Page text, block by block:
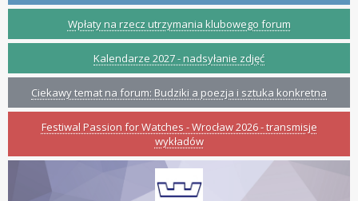
Wpłaty na rzecz utrzymania klubowego forum
Kalendarze 2027 - nadsyłanie zdjęć
Ciekawy temat na forum: Budziki a poezja i sztuka konkretna
Festiwal Passion for Watches - Wrocław 2026 - transmisje
wykładów